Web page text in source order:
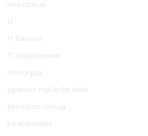
inex.com.ua
IT
IT Вакансії
IT Образование
itlviv.org.ua
japanese mail order bride
jomasport.com.ua
karabasmedia